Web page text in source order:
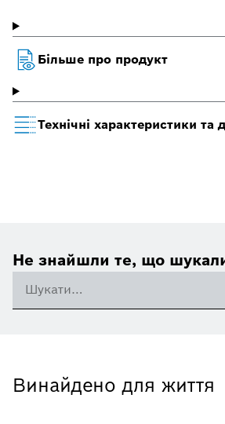
Більше про продукт
Технічні характеристики та
Не знайшли те, що
Винайдено для життя